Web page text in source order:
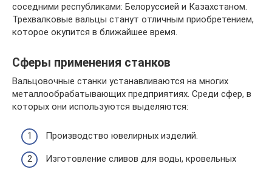
соседними республиками: Белоруссией и Казахстаном.
Трехвалковые вальцы станут отличным приобретением,
которое окупится в ближайшее время.
Сферы применения станков
Вальцовочные станки устанавливаются на многих
металлообрабатывающих предприятиях. Среди сфер, в
которых они используются выделяются:
Производство ювелирных изделий.
Изготовление сливов для воды, кровельных